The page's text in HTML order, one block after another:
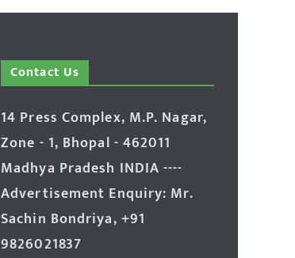
Contact Us
14 Press Complex, M.P. Nagar,
Zone - 1, Bhopal - 462011
Madhya Pradesh INDIA ----
Advertisement Enquiry: Mr.
Sachin Bondriya, +91
9826021837